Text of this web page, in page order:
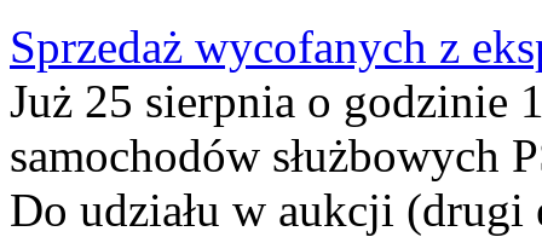
Sprzedaż wycofanych z
Już 25 sierpnia o godzinie
samochodów służbowych
Do udziału w aukcji (drugi